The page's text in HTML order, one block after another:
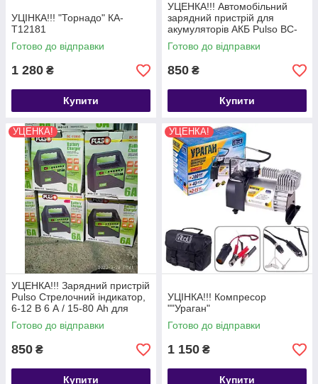
УЦІНКА!!! "Торнадо" КА-
Т12181
Готово до відправки
1 280 ₴
Купити
УЦЕНКА!!! Автомобільний
зарядний пристрій для
акумуляторів АКБ Pulso BC-
10641 4 А 6-12 V
Готово до відправки
850 ₴
Купити
УЦЕНКА!
УЦЕНКА!!! Зарядний пристрій
Pulso Стрелочний індикатор,
6-12 В 6 А / 15-80 Ah для
автомобільного акумулятора
Готово до відправки
850 ₴
Купити
УЦЕНКА!
УЦІНКА!!! Компресор
""Ураган"
Готово до відправки
1 150 ₴
Купити